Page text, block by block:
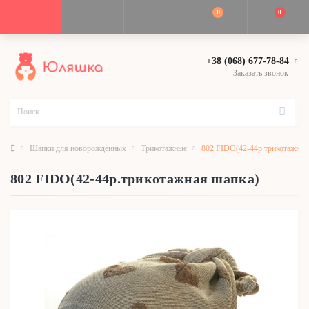
0 0
+38 (068) 677-78-84
Заказать звонок
Шапки для новорожденных Трикотажные 802 FIDO(42-
802 FIDO(42-44р.трикотажная шапка)